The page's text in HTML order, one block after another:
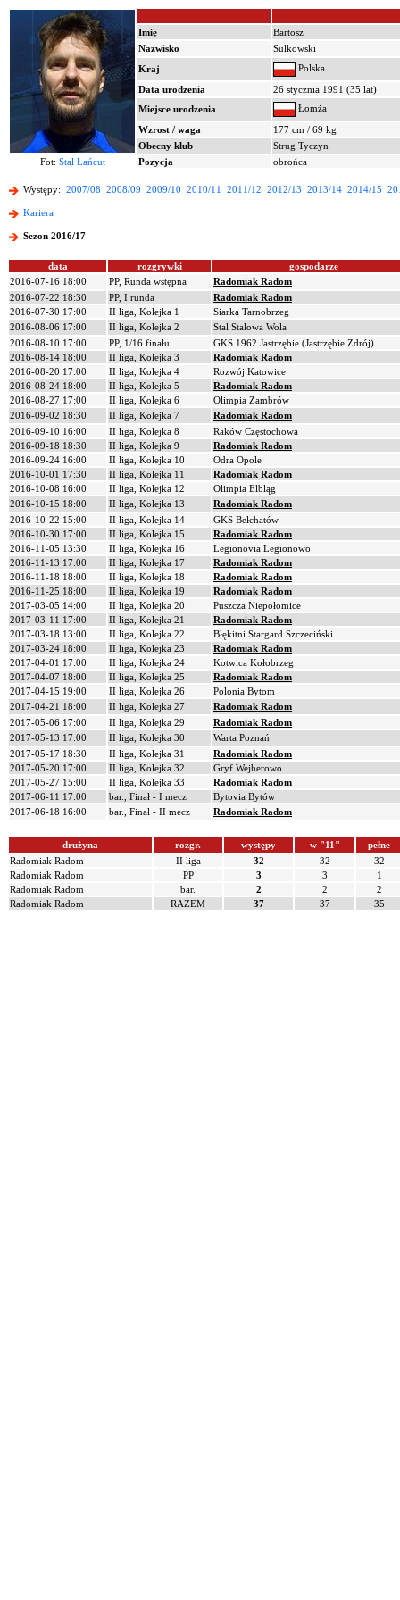
Imię
Bartosz
Nazwisko
Sulkowski
Kraj
Polska
Data urodzenia
26 stycznia 1991 (35 lat)
Miejsce urodzenia
Łomża
Wzrost / waga
177 cm / 69 kg
Obecny klub
Strug Tyczyn
Fot: Stal Łańcut Pozycja obrońca
Występy: 2007/08 2008/09 2009/10 2010/11 2011/12 2012/13 2013/14 2014/15
Kariera
Sezon 2016/17
data rozgrywki
gospodarze
2016-07-16 18:00
PP, Runda wstępna
Radomiak Radom
2016-07-22 18:30
PP, I runda
Radomiak Radom
2016-07-30 17:00
II liga, Kolejka 1
Siarka Tarnobrzeg
2016-08-06 17:00
II liga, Kolejka 2
Stal Stalowa Wola
2016-08-10 17:00
PP, 1/16 finału
GKS 1962 Jastrzębie (Jastrzębie Zdrój)
2016-08-14 18:00
II liga, Kolejka 3
Radomiak Radom
2016-08-20 17:00
II liga, Kolejka 4
Rozwój Katowice
2016-08-24 18:00
II liga, Kolejka 5
Radomiak Radom
2016-08-27 17:00
II liga, Kolejka 6
Olimpia Zambrów
2016-09-02 18:30
II liga, Kolejka 7
Radomiak Radom
2016-09-10 16:00
II liga, Kolejka 8
Raków Częstochowa
2016-09-18 18:30
II liga, Kolejka 9
Radomiak Radom
2016-09-24 16:00
II liga, Kolejka 10
Odra Opole
2016-10-01 17:30
II liga, Kolejka 11
Radomiak Radom
2016-10-08 16:00
II liga, Kolejka 12
Olimpia Elbląg
2016-10-15 18:00
II liga, Kolejka 13
Radomiak Radom
2016-10-22 15:00
II liga, Kolejka 14
GKS Bełchatów
2016-10-30 17:00
II liga, Kolejka 15
Radomiak Radom
2016-11-05 13:30
II liga, Kolejka 16
Legionovia Legionowo
2016-11-13 17:00
II liga, Kolejka 17
Radomiak Radom
2016-11-18 18:00
II liga, Kolejka 18
Radomiak Radom
2016-11-25 18:00
II liga, Kolejka 19
Radomiak Radom
2017-03-05 14:00
II liga, Kolejka 20
Puszcza Niepołomice
2017-03-11 17:00
II liga, Kolejka 21
Radomiak Radom
2017-03-18 13:00
II liga, Kolejka 22
Błękitni Stargard Szczeciński
2017-03-24 18:00
II liga, Kolejka 23
Radomiak Radom
2017-04-01 17:00
II liga, Kolejka 24
Kotwica Kołobrzeg
2017-04-07 18:00
II liga, Kolejka 25
Radomiak Radom
2017-04-15 19:00
II liga, Kolejka 26
Polonia Bytom
2017-04-21 18:00
II liga, Kolejka 27
Radomiak Radom
2017-05-06 17:00
II liga, Kolejka 29
Radomiak Radom
2017-05-13 17:00
II liga, Kolejka 30
Warta Poznań
2017-05-17 18:30
II liga, Kolejka 31
Radomiak Radom
2017-05-20 17:00
II liga, Kolejka 32
Gryf Wejherowo
2017-05-27 15:00
II liga, Kolejka 33
Radomiak Radom
2017-06-11 17:00
bar., Finał - I mecz
Bytovia Bytów
2017-06-18 16:00
bar., Finał - II mecz Radomiak Radom
drużyna rozgr. występy w "11"
pełne
Radomiak Radom
II liga 32 32
32
Radomiak Radom
PP 3 3
1
Radomiak Radom
bar. 2 2
2
Radomiak Radom
RAZEM 37 37 35